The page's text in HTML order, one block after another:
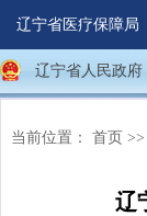
辽宁省人民政府
辽宁省医疗保障局
当前位置： 首页 >>
辽